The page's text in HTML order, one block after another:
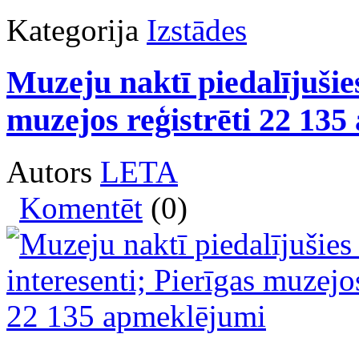
Kategorija Izstādes
Muzeju naktī
muzejos reģistrēti 22
Autors LETA
Komentēt (0)